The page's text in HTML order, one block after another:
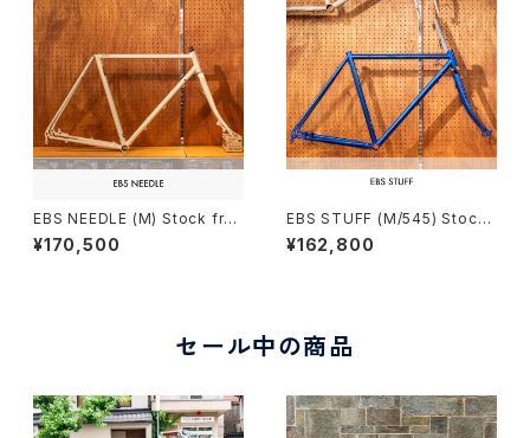
EBS NEEDLE (M) Stock fra
me Order （deposit）
¥170,500
EBS STUFF (M/545) Stock
frame order (deposit)
¥162,800
セール中の商品